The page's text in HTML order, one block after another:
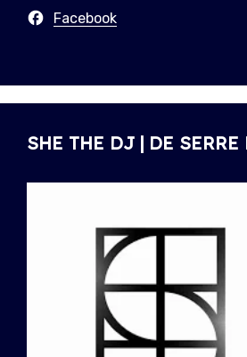
Facebook
SHE THE DJ | DE SERRE